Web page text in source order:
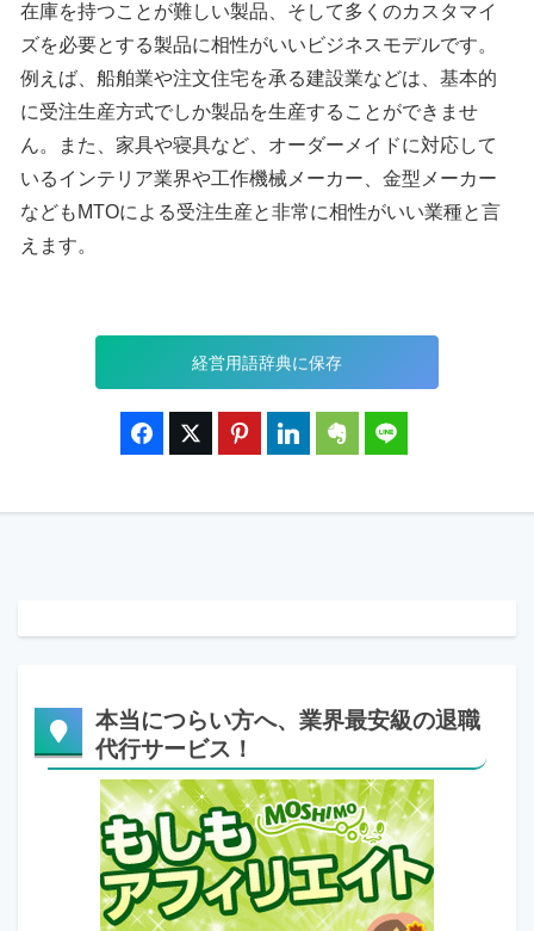
在庫を持つことが難しい製品、そして多くのカスタマイ
ズを必要とする製品に相性がいいビジネスモデルです。
例えば、船舶業や注文住宅を承る建設業などは、基本的
に受注生産方式でしか製品を生産することができませ
ん。また、家具や寝具など、オーダーメイドに対応して
いるインテリア業界や工作機械メーカー、金型メーカー
などもMTOによる受注生産と非常に相性がいい業種と言
えます。
経営用語辞典に保存
本当につらい方へ、業界最安級の退職
代行サービス！